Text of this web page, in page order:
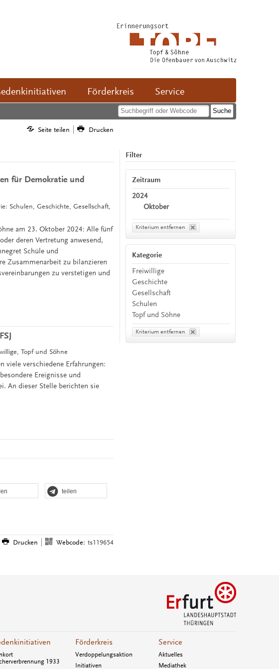
Förderkreis Service
Seite teilen Drucken
für Demokratie und
Schulen, Geschichte, Gesellschaft,
am 23. Oktober 2024: Alle fünf
deren Vertretung anwesend,
Schüle und
Zusammenarbeit zu bilanzieren
zu verstetigen und
Topf und Söhne
viele verschiedene Erfahrungen:
Ereignisse und
An dieser Stelle berichten sie
teilen
Drucken Webcode: ts119654
Filter
Zeitraum
2024
Oktober
Kriterium entfernen
Kategorie
Freiwillige
Geschichte
Gesellschaft
Schulen
Topf und Söhne
Kriterium entfernen
1933
Förderkreis
Verdoppelungsaktion
Initiativen
Service
Aktuelles
Mediathek